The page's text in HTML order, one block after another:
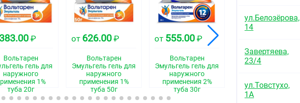
нестероидный противовоспалительный
анальгезирующими и
свойствами. Неизбирательно угнетая циклооксигеназу
арахидоновой кислоты.
383.00 ₽
Вольтарен
гель для
наружного
1%
туба 20г
от 626.00 ₽
Вольтарен
Эмульгель гель для
наружного
применения 1%
туба 50г
от 555.00 ₽
Вольтарен
Эмульгель гель для
наружного
применения 2%
туба 30г
Вольтарен
Эмульгель гель для
применения 2%
туба 50г
ул.Белозёрова,
14
Завертяева,
23/4
ул.Товстухо,
1А